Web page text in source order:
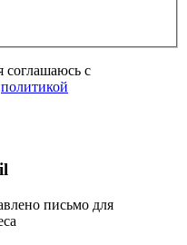
с
политикой
письмо для